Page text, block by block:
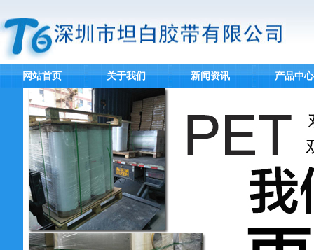
网站首页 关于我们 新闻资讯 产品中心